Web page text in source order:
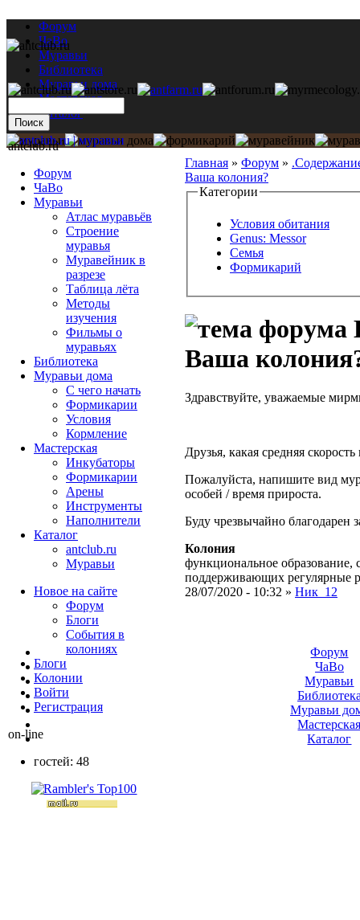
Форум
ЧаВо
Муравьи
Библиотека
Муравьи дома
Мастерская
Каталог
Главная » Форум »
Ваша колония?
Категории
Условия обитания
Genus: Messor
Семья
Формикарий
Ваша
Здравствуйте, уважаемые
Друзья, какая средняя
Пожалуйста, напишите вид
особей / время прироста.
Буду чрезвычайно
Колония
функциональное образование,
поддерживающих регулярные
28/07/2020 - 10:32 » Ник_12
antclub.ru
Форум
ЧаВо
Муравьи
Атлас муравьёв
Строение
муравья
Муравейник в
разрезе
Таблица лёта
Методы
изучения
Фильмы о
муравьях
Библиотека
Муравьи дома
С чего начать
Формикарии
Условия
Кормление
Мастерская
Инкубаторы
Формикарии
Арены
Инструменты
Наполнители
Каталог
antclub.ru
Муравьи
Новое на сайте
Форум
Блоги
События в
колониях
Блоги
Колонии
Войти
Peгиcтpaция
on-line
гостей: 48
Форум
ЧаВо
Муравьи
Муравьи
Каталог